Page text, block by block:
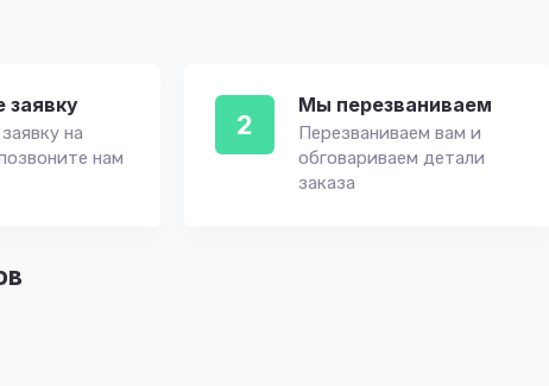
заявку
на
нам
2
Мы перезваниваем
Перезваниваем вам и
обговариваем детали
заказа